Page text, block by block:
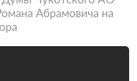
Абрамовича на